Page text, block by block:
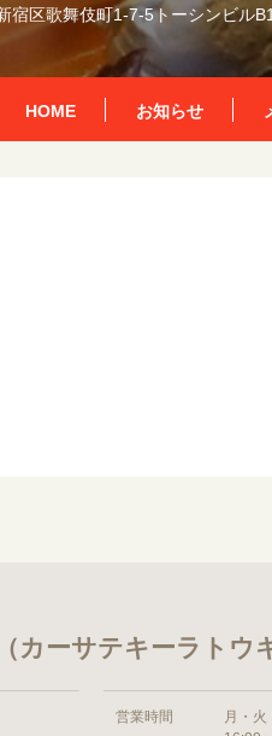
宿区歌舞伎町1-7-5トーシンビル
HOME お知らせ
カーサテキーラトウ
営業時間
月・火